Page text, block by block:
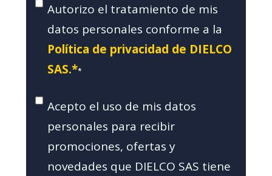
Autorizo el tratamiento de mis
datos personales conforme a la
Política de privacidad de DIELCO
SAS.**
Acepto el uso de mis datos
personales para recibir
promociones, ofertas y
novedades que DIELCO SAS tiene